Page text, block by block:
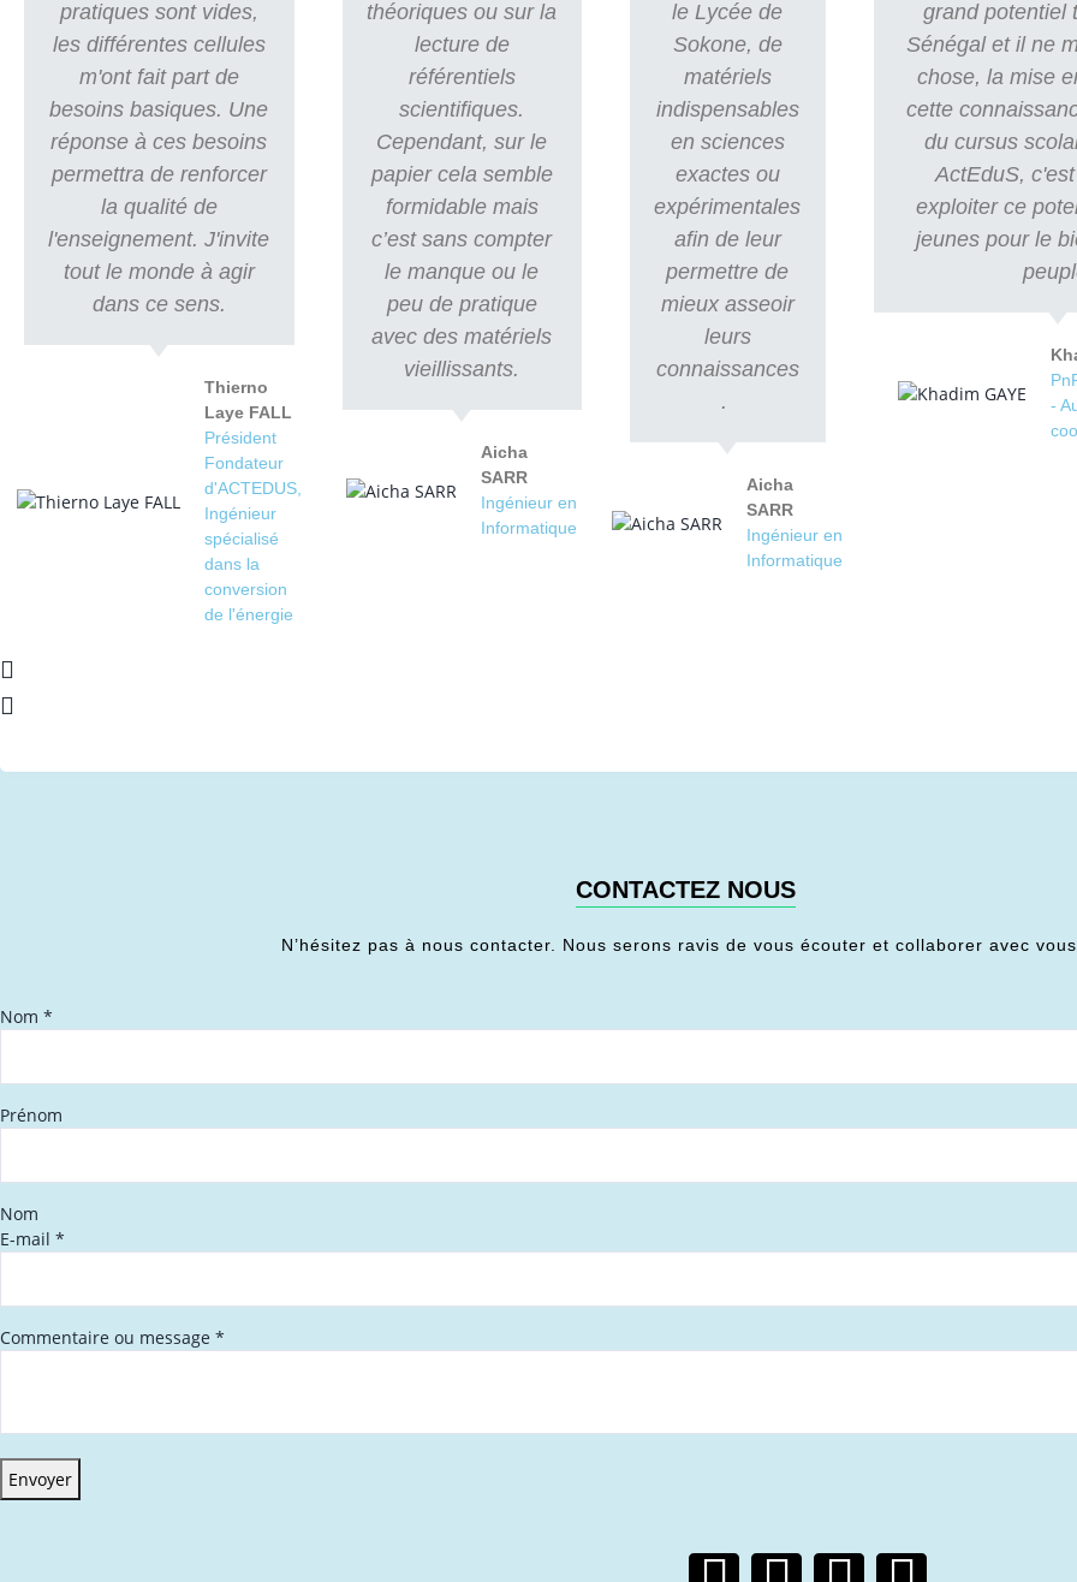
pratiques sont vides,
les différentes cellules
m'ont fait part de
besoins basiques. Une
réponse à ces besoins
permettra de renforcer
la qualité de
l'enseignement. J'invite
tout le monde à agir
dans ce sens.
Thierno
Laye FALL
Président
Fondateur
d'ACTEDUS,
Ingénieur
spécialisé
dans la
conversion
de l'énergie
théoriques ou sur la
lecture de
référentiels
scientifiques.
Cependant, sur le
papier cela semble
formidable mais
c’est sans compter
le manque ou le
peu de pratique
avec des matériels
vieillissants.
Aicha
SARR
Ingénieur en
Informatique
le Lycée de
Sokone, de
matériels
indispensables
en sciences
exactes ou
expérimentales
afin de leur
permettre de
mieux asseoir
leurs
connaissances
.
Aicha
SARR
Ingénieur en
Informatique
grand potentiel
Sénégal et il ne
chose, la mise
cette
du cursus
ActEduS,
exploiter ce
jeunes pour le
-
CONTACTEZ NOUS
N’hésitez pas à nous contacter. Nous serons ravis de vous écouter et collaborer avec
Nom *
Prénom
Nom
E-mail *
Commentaire ou message *
Envoyer